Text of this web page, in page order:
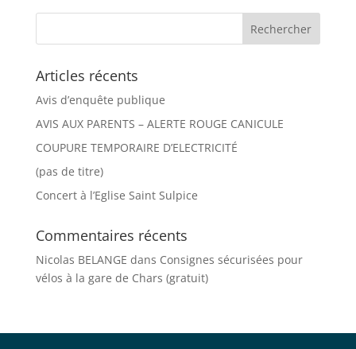
Articles récents
Avis d’enquête publique
AVIS AUX PARENTS – ALERTE ROUGE CANICULE
COUPURE TEMPORAIRE D’ELECTRICITÉ
(pas de titre)
Concert à l’Eglise Saint Sulpice
Commentaires récents
Nicolas BELANGE dans Consignes sécurisées pour
vélos à la gare de Chars (gratuit)